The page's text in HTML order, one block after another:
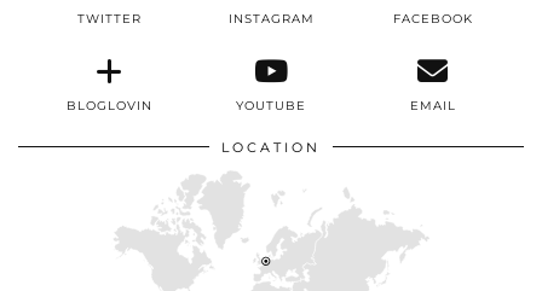
TWITTER INSTAGRAM FACEBOOK
BLOGLOVIN YOUTUBE EMAIL
LOCATION